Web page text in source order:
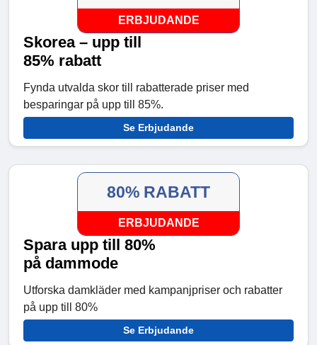
ERBJUDANDE
Skorea – upp till
85% rabatt
Fynda utvalda skor till rabatterade priser med
besparingar på upp till 85%.
Se Erbjudande
80% RABATT
ERBJUDANDE
Spara upp till 80%
på dammode
Utforska damkläder med kampanjpriser och rabatter
på upp till 80%
Se Erbjudande